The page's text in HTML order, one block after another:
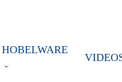
HOBELWARE